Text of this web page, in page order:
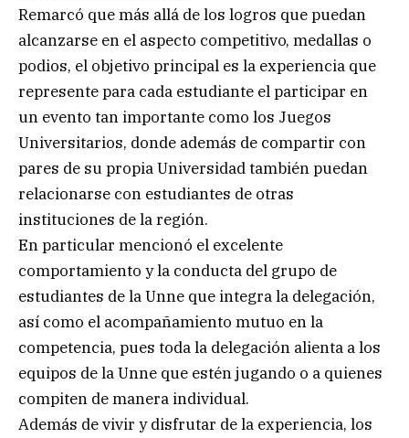
Remarcó que más allá de los logros que puedan
alcanzarse en el aspecto competitivo, medallas o
podios, el objetivo principal es la experiencia que
represente para cada estudiante el participar en
un evento tan importante como los Juegos
Universitarios, donde además de compartir con
pares de su propia Universidad también puedan
relacionarse con estudiantes de otras
instituciones de la región.
En particular mencionó el excelente
comportamiento y la conducta del grupo de
estudiantes de la Unne que integra la delegación,
así como el acompañamiento mutuo en la
competencia, pues toda la delegación alienta a los
equipos de la Unne que estén jugando o a quienes
compiten de manera individual.
Además de vivir y disfrutar de la experiencia, los